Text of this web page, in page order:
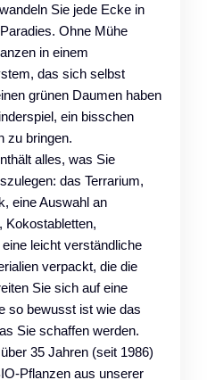
Sie jede Ecke in
Ohne Mühe
in einem
das sich selbst
grünen Daumen haben
ein bisschen
zu bringen.
alles, was Sie
das Terrarium,
eine Auswahl an
Kokostabletten,
leicht verständliche
verpackt, die die
Sie sich auf eine
so bewusst ist wie das
Sie schaffen werden.
35 Jahren (seit 1986)
Pflanzen aus unserer